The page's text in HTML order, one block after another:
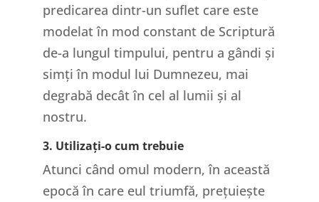
predicarea dintr-un suflet care este
modelat în mod constant de Scriptură
de-a lungul timpului, pentru a gândi și
simți în modul lui Dumnezeu, mai
degrabă decât în cel al lumii și al
nostru.
3. Utilizați-o cum trebuie
Atunci când omul modern, în această
epocă în care eul triumfă, prețuiește